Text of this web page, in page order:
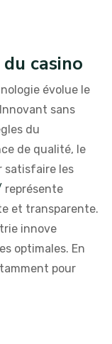
casino
évolue le
sans
du
de qualité, le
satisfaire les
représente
et transparente.
innove
optimales. En
pour